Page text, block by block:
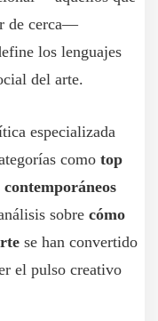
de cerca—
los lenguajes
del arte.
especializada
como top
sobre cómo
se han convertido
el pulso creativo